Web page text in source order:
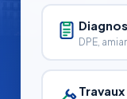
DPE,